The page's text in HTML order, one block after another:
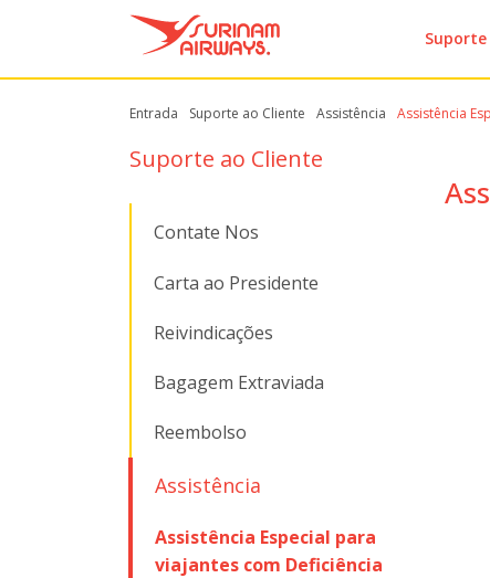
Suporte
Entrada Suporte ao Cliente Assistência Assistência
Suporte ao Cliente
Contate Nos
Carta ao Presidente
Reivindicações
Bagagem Extraviada
Reembolso
Assistência
Assistência Especial para
viajantes com Deficiência